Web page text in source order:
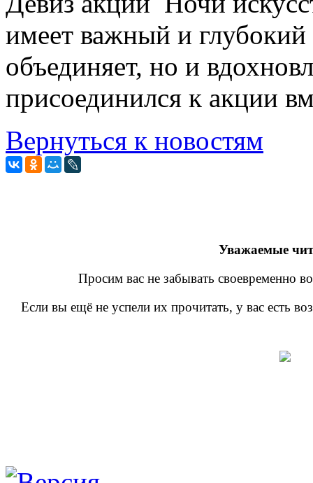
имеет важный и
объединяет, но и
присоединился к акции
Вернуться к новостям
Уважаемые
Просим вас не забывать своевременно
Если вы ещё не успели их прочитать, у вас есть